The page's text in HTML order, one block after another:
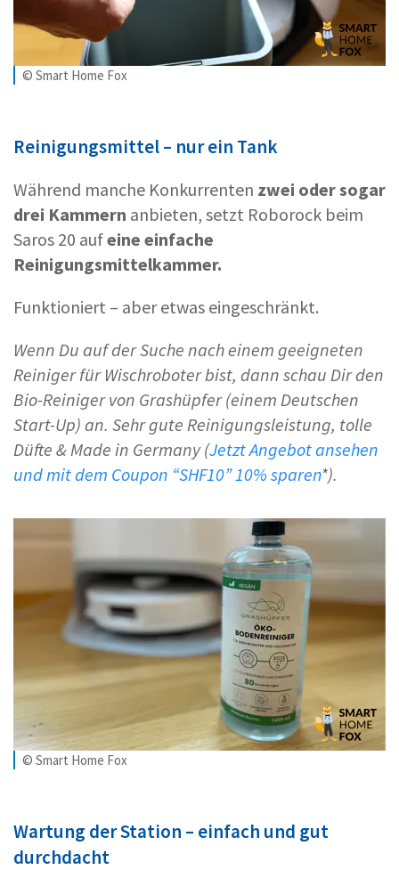
© Smart Home Fox
Reinigungsmittel – nur ein Tank
Während manche Konkurrenten zwei oder sogar
drei Kammern anbieten, setzt Roborock beim
Saros 20 aufeine einfache
Reinigungsmittelkammer.
Funktioniert – aber etwas eingeschränkt.
Wenn Du auf der Suche nach einem geeigneten
Reiniger für Wischroboter bist, dann schau Dir den
Bio-Reiniger von Grashüpfer (einem Deutschen
Start-Up) an. Sehr gute Reinigungsleistung, tolle
Düfte & Made in Germany (Jetzt Angebot ansehen
und mit dem Coupon “SHF10” 10% sparen*).
© Smart Home Fox
Wartung der Station – einfach und gut
durchdacht